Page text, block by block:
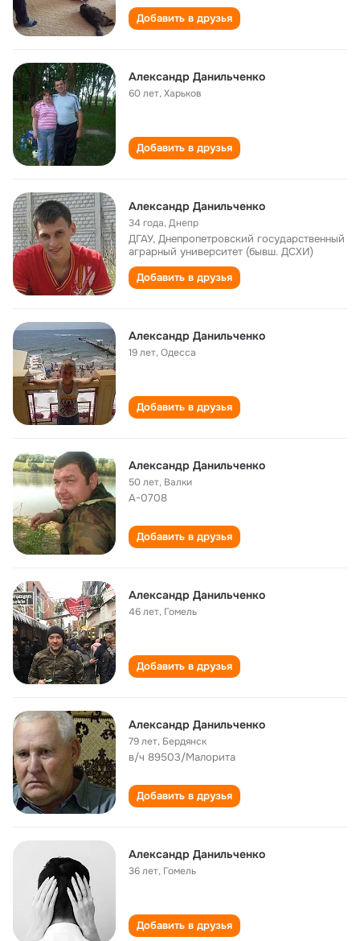
Добавить в друзья
Александр Данильченко
60 лет,Харьков
Добавить в друзья
Александр Данильченко
34 года,Днепр
ДГАУ, Днепропетровский государственный
аграрный университет (бывш. ДСХИ)
Добавить в друзья
Александр Данильченко
19 лет,Одесса
Добавить в друзья
Александр Данильченко
50 лет, Валки
А-0708
Добавить в друзья
Александр Данильченко
46 лет, Гомель
Добавить в друзья
Александр Данильченко
79 лет, Бердянск
в/ч 89503/Малорита
Добавить в друзья
Александр Данильченко
36 лет, Гомель
Добавить в друзья